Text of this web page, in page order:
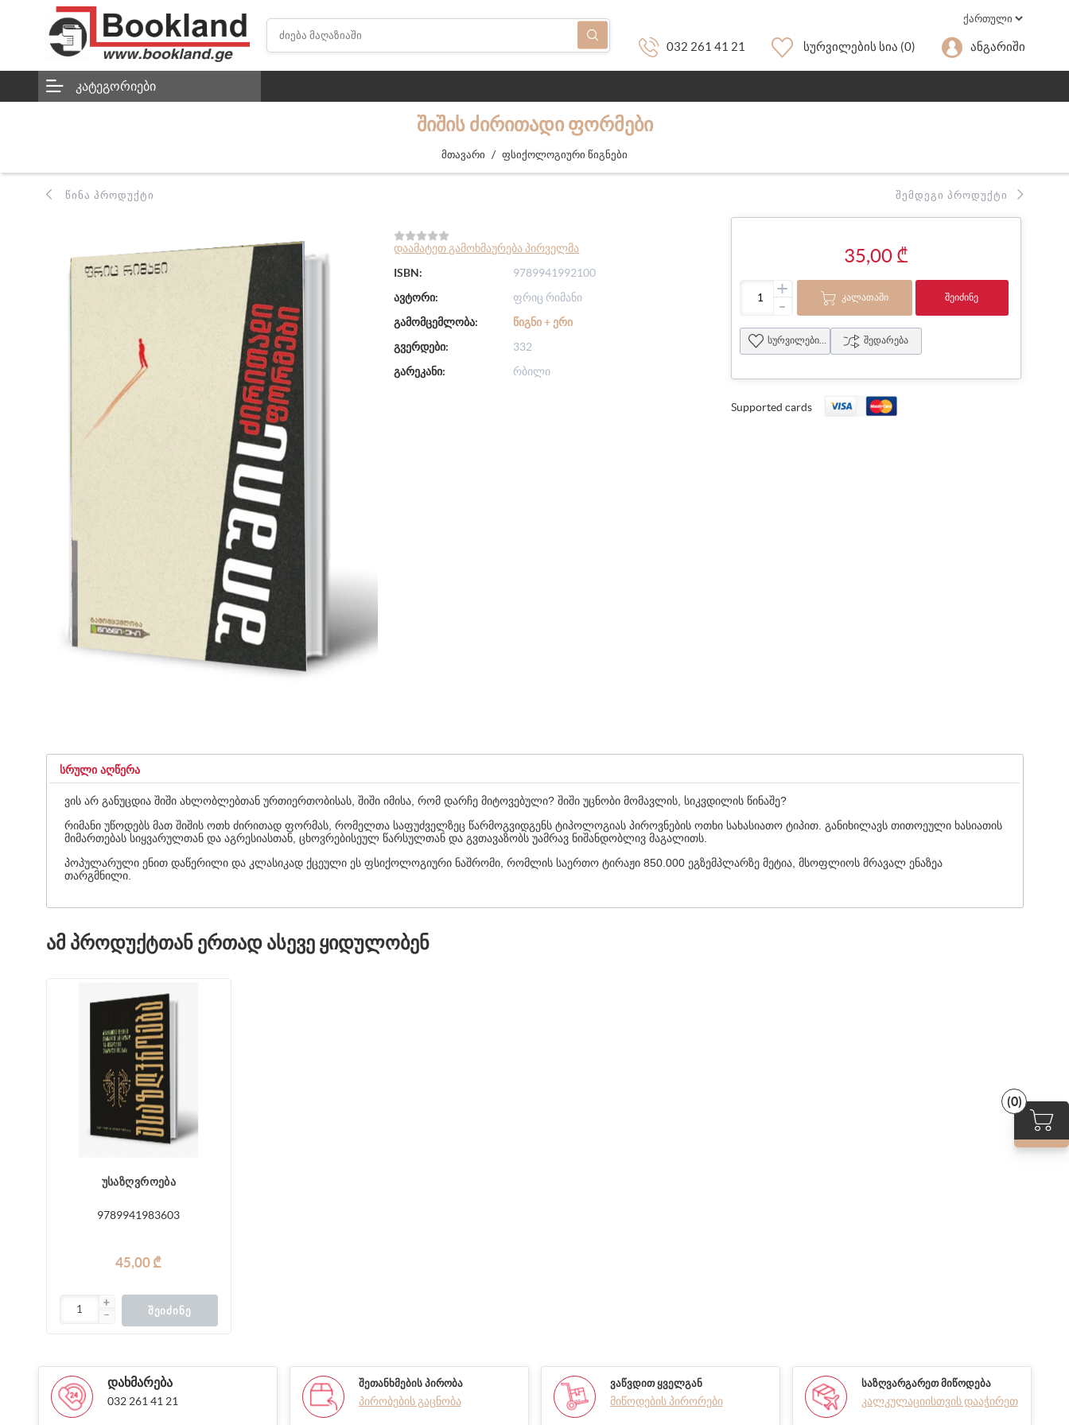
032 261 41 21 Სურვილების Სია (0) Ანგარიში
(0)
ᲙᲐᲢᲔᲒᲝᲠᲘᲔᲑᲘ
ᲨᲘᲨᲘᲡ ᲫᲘᲠᲘᲗᲐᲓᲘ ᲤᲝᲠᲛᲔᲑᲘ
მთავარი / ფსიქოლოგიური წიგნები
ᲬᲘᲜᲐ ᲞᲠᲝᲓᲣᲥᲢᲘ ᲨᲔᲛᲓᲔᲒᲘ ᲞᲠᲝᲓᲣᲥᲢᲘ
დაამატეთ გამოხმაურება პირველმა
ISBN:
9789941992100
ავტორი:
ფრიც რიმანი
გამომცემლობა:
ᲬᲘᲒᲜᲘ + ᲔᲠᲘ
გვერდები:
332
გარეკანი:
რბილი
35,00 ₾
+
- ᲙᲐᲚᲐᲗᲐᲨᲘ ᲨᲔᲘᲫᲘᲜᲔ
სურვილების სია შედარება
Supported cards
ᲡᲠᲣᲚᲘ ᲐᲦᲬᲔᲠᲐ
ვის არ განუცდია შიში ახლობლებთან ურთიერთობისას, შიში იმისა, რომ დარჩე მიტოვებული? შიში უცნობი მომავლის, სიკვდილის წინაშე?
რიმანი უწოდებს მათ შიშის ოთხ ძირითად ფორმას, რომელთა საფუძველზეც წარმოგვიდგენს ტიპოლოგიას პიროვნების ოთხი სახასიათო ტიპით. განიხილავს თითოეული ხასიათის
მიმართებას სიყვარულთან და აგრესიასთან, ცხოვრებისეულ წარსულთან და გვთავაზობს უამრავ ნიშანდობლივ მაგალითს.
პოპულარული ენით დაწერილი და კლასიკად ქცეული ეს ფსიქოლოგიური ნაშრომი, რომლის საერთო ტირაჟი 850.000 ეგზემპლარზე მეტია, მსოფლიოს მრავალ ენაზეა
თარგმნილი.
ᲐᲛ ᲞᲠᲝᲓᲣᲥᲢᲗᲐᲜ ᲔᲠᲗᲐᲓ ᲐᲡᲔᲕᲔ ᲧᲘᲓᲣᲚᲝᲑᲔᲜ
უსაზღვროება
9789941983603
45,00 ₾
ᲨᲔᲘᲫᲘᲜᲔ
ᲓᲐᲮᲛᲐᲠᲔᲑᲐ
032 261 41 21
ᲨᲔᲗᲐᲜᲮᲛᲔᲑᲘᲡ ᲞᲘᲠᲝᲑᲐ
პირობების გაცნობა
ᲕᲐᲬᲕᲓᲘᲗ ᲧᲕᲔᲚᲒᲐᲜ
მიწოდების პირორები
ᲡᲐᲖᲦᲕᲐᲠᲒᲐᲠᲔᲗ ᲛᲘᲬᲝᲓᲔᲑᲐ
კალკულაციისთვის დააჭირეთ